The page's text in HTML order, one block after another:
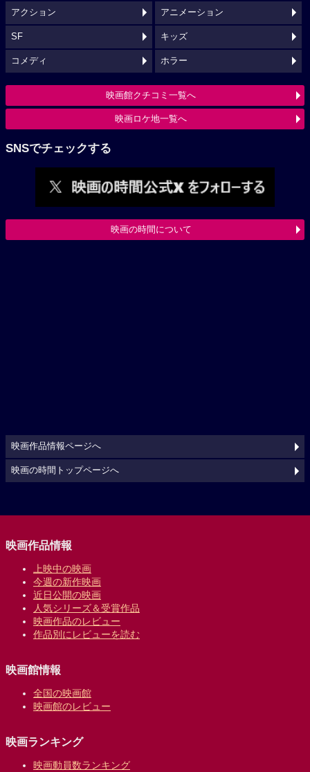
アクション アニメーション
SF キッズ
コメディ ホラー
映画館クチコミ一覧へ
映画ロケ地一覧へ
SNSでチェックする
映画の時間について
映画作品情報ページへ
映画の時間トップページへ
映画作品情報
上映中の映画
今週の新作映画
近日公開の映画
人気シリーズ＆受賞作品
映画作品のレビュー
作品別にレビューを読む
映画館情報
全国の映画館
映画館のレビュー
映画ランキング
映画動員数ランキング